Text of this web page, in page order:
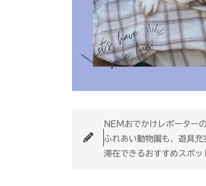
NEMおでかけレポーター
ふれあい動物園も、遊具
滞在できるおすすめスポッ